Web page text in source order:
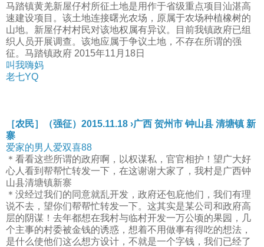
马踏镇黄羌新屋仔村所征土地是用作于省级重点项目汕湛高
速建设项目。该土地连接曙光农场，原属于农场种植橡树的
山地。新屋仔村村民对该地权属有异议。目前我镇政府已组
织人员开展调查。该地应属于争议土地，不存在所谓的强
征。马踏镇政府 2015年11月18日
叫我嗨妈
老七YQ
［农民］（强征）2015.11.18 ›广西 贺州市 钟山县 清塘镇 新
寨
爱家的男人爱双喜88
＊看看这些所谓的政府啊，以权谋私，官官相护！望广大好
心人看到帮帮忙转发一下，在这谢谢大家了，我村是广西钟
山县清塘镇新寨
＊没经过我们的同意就乱开发，政府还包庇他们，我们有理
说不去，望你们帮帮忙转发一下。这其实是某公司和政府高
层的阴谋！去年都想在我村与临村开发一万公顷的果园，几
个主事的村委被金钱的诱惑，想着不用做事有得吃的想法，
是什么使他们这么想方设计，不就是一个字钱，我们已经了